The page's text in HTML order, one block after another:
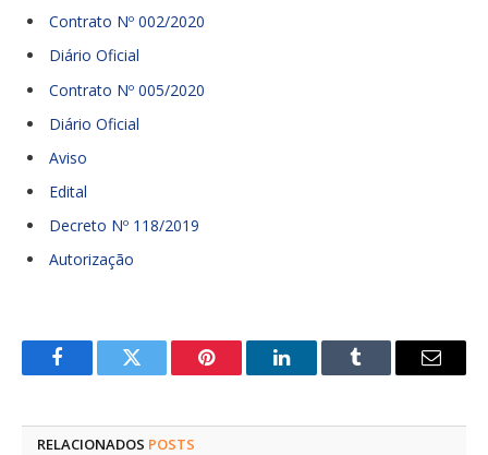
Contrato Nº 002/2020
Diário Oficial
Contrato Nº 005/2020
Diário Oficial
Aviso
Edital
Decreto Nº 118/2019
Autorização
FacebookTwitter Pinterest LinkedInTumblr
E-
RELACIONADOS POSTS